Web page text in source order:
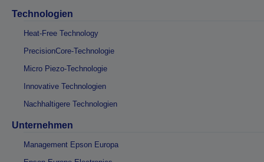
Technologien
Heat-Free Technology
PrecisionCore-Technologie
Micro Piezo-Technologie
Innovative Technologien
Nachhaltigere Technologien
Unternehmen
Management Epson Europa